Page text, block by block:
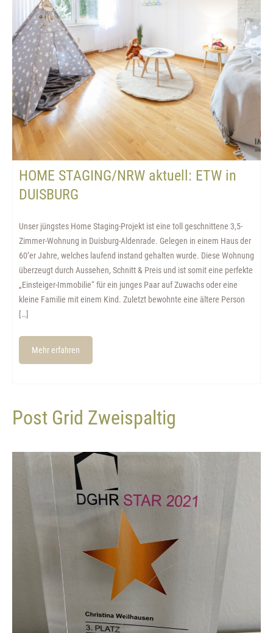
HOME STAGING/NRW aktuell: ETW in
DUISBURG
Unser jüngstes Home Staging-Projekt ist eine toll geschnittene 3,5-
Zimmer-Wohnung in Duisburg-Aldenrade. Gelegen in einem Haus der
60’er Jahre, welches laufend instand gehalten wurde. Diese Wohnung
überzeugt durch Aussehen, Schnitt & Preis und ist somit eine perfekte
„Einsteiger-Immobilie“ für ein junges Paar auf Zuwachs oder eine
kleine Familie mit einem Kind. Zuletzt bewohnte eine ältere Person
[…]
Mehr erfahren
Post Grid Zweispaltig